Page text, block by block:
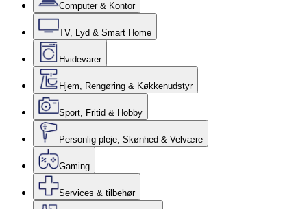
Computer & Kontor
TV, Lyd & Smart Home
Hvidevarer
Hjem, Rengøring & Køkkenudstyr
Sport, Fritid & Hobby
Personlig pleje, Skønhed & Velvære
Gaming
Services & tilbehør